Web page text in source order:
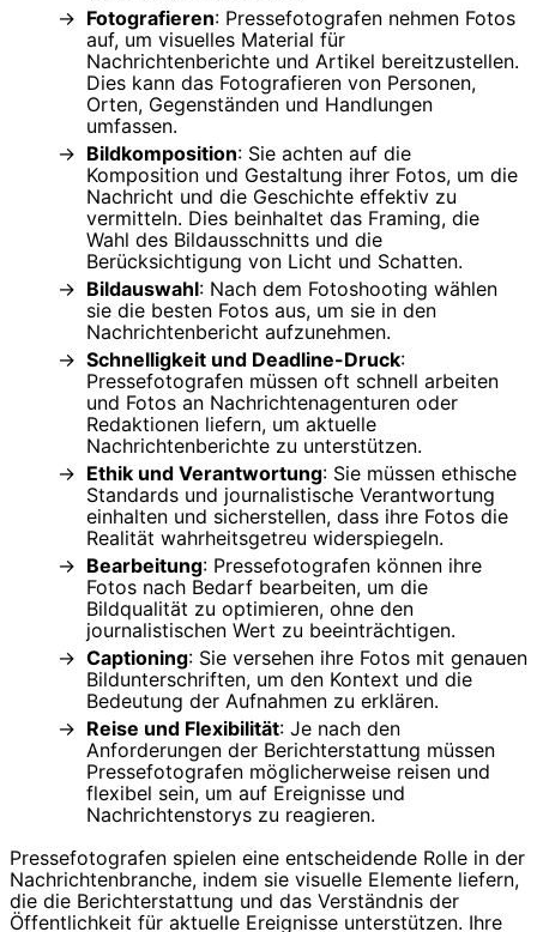
Fotografieren: Pressefotografen nehmen Fotos
auf, um visuelles Material für
Nachrichtenberichte und Artikel bereitzustellen.
Dies kann das Fotografieren von Personen,
Orten, Gegenständen und Handlungen
umfassen.
Bildkomposition: Sie achten auf die
Komposition und Gestaltung ihrer Fotos, um die
Nachricht und die Geschichte effektiv zu
vermitteln. Dies beinhaltet das Framing, die
Wahl des Bildausschnitts und die
Berücksichtigung von Licht und Schatten.
Bildauswahl: Nach dem Fotoshooting wählen
sie die besten Fotos aus, um sie in den
Nachrichtenbericht aufzunehmen.
Schnelligkeit und Deadline-Druck:
Pressefotografen müssen oft schnell arbeiten
und Fotos an Nachrichtenagenturen oder
Redaktionen liefern, um aktuelle
Nachrichtenberichte zu unterstützen.
Ethik und Verantwortung: Sie müssen ethische
Standards und journalistische Verantwortung
einhalten und sicherstellen, dass ihre Fotos die
Realität wahrheitsgetreu widerspiegeln.
Bearbeitung: Pressefotografen können ihre
Fotos nach Bedarf bearbeiten, um die
Bildqualität zu optimieren, ohne den
journalistischen Wert zu beeinträchtigen.
Captioning: Sie versehen ihre Fotos mit genauen
Bildunterschriften, um den Kontext und die
Bedeutung der Aufnahmen zu erklären.
Reise und Flexibilität: Je nach den
Anforderungen der Berichterstattung müssen
Pressefotografen möglicherweise reisen und
flexibel sein, um auf Ereignisse und
Nachrichtenstorys zu reagieren.
Pressefotografen spielen eine entscheidende Rolle in der
Nachrichtenbranche, indem sie visuelle Elemente liefern,
die die Berichterstattung und das Verständnis der
Öffentlichkeit für aktuelle Ereignisse unterstützen. Ihre